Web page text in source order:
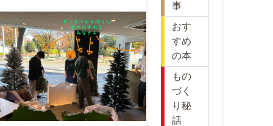
事
おす
すめ
の本
もの
づく
り秘
話